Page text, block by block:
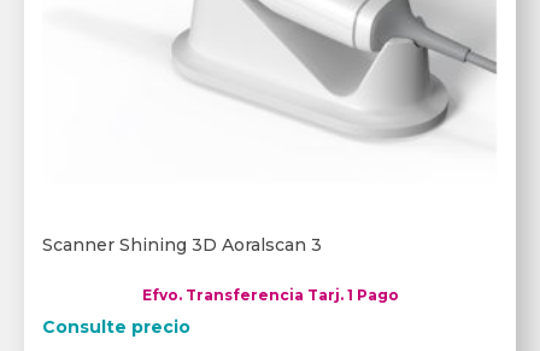
Scanner Shining 3D Aoralscan 3
Efvo. Transferencia Tarj. 1 Pago
Consulte precio